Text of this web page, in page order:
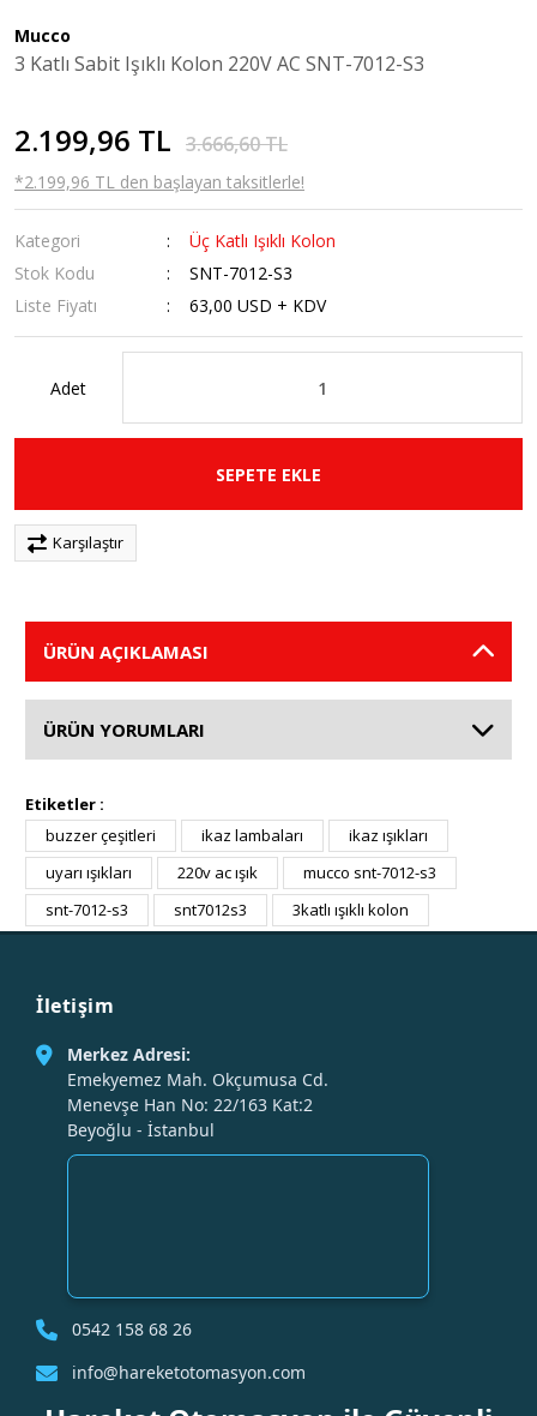
Mucco
3 Katlı Sabit Işıklı Kolon 220V AC SNT-7012-S3
2.199,96 TL 3.666,60 TL
*2.199,96 TL den başlayan taksitlerle!
Kategori
Üç Katlı Işıklı Kolon
Stok Kodu
SNT-7012-S3
Liste Fiyatı
63,00 USD + KDV
Adet
SEPETE EKLE
Karşılaştır
ÜRÜN AÇIKLAMASI
ÜRÜN YORUMLARI
Etiketler :
buzzer çeşitleri
ikaz lambaları
ikaz ışıkları
uyarı ışıkları
220v ac ışık
mucco snt-7012-s3
snt-7012-s3
snt7012s3 3katlı ışıklı kolon
İletişim
Merkez Adresi:
Emekyemez Mah. Okçumusa Cd.
Menevşe Han No: 22/163 Kat:2
Beyoğlu - İstanbul
0542 158 68 26
info@hareketotomasyon.com